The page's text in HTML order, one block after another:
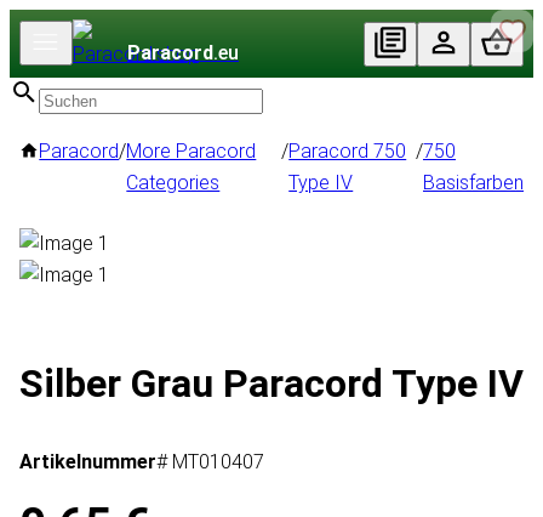
Paracord.eu
Paracord/More Paracord
Categories
/Paracord 750
Type IV
/750
Basisfarben
Silber Grau Paracord Type IV
Artikelnummer# MT010407